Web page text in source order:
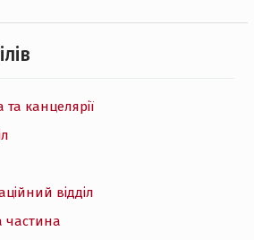
та канцелярії
відділ
частина